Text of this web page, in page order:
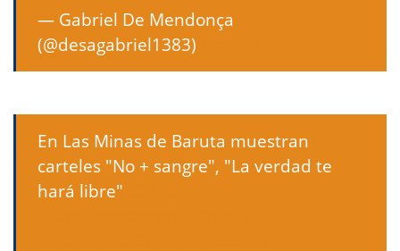
— Gabriel De Mendonça
(@desagabriel1383)
En Las Minas de Baruta muestran
carteles "No + sangre", "La verdad te
hará libre"